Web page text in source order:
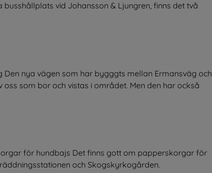
vid Johansson & Ljungren, finns det två
Den nya vägen som har bygggts mellan Ermansväg och
som bor och vistas i området. Men den har också
för hundbajs Det finns gott om papperskorgar för
och Skogskyrkogården.